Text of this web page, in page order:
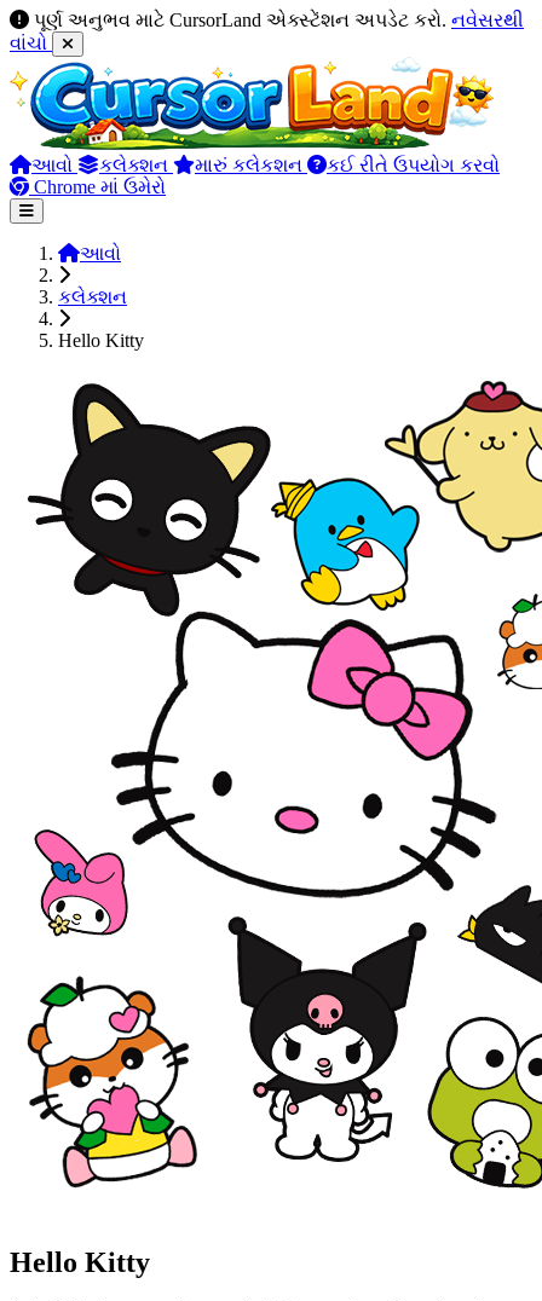
પૂર્ણ અનુભવ માટે CursorLand એક્સ્ટેંશન અપડેટ કરો. નવેસરથી
વાંચો
આવો કલેક્શન મારું કલેકશન
કઈ રીતે ઉપયોગ કરવો
Chrome માં ઉમેરો
આવો
કલેક્શન
Hello Kitty
Hello Kitty